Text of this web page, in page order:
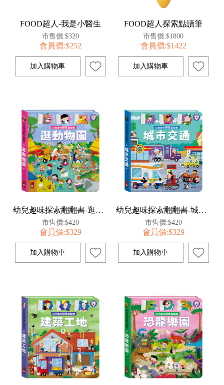
FOOD超人-我是小醫生
市售價:$320
會員價:$252
FOOD超人探索點讀筆
市售價:$1800
會員價:$1422
幼兒趣味探索翻翻書-逛動物園
市售價:$420
會員價:$329
幼兒趣味探索翻翻書-城市交通
市售價:$420
會員價:$329